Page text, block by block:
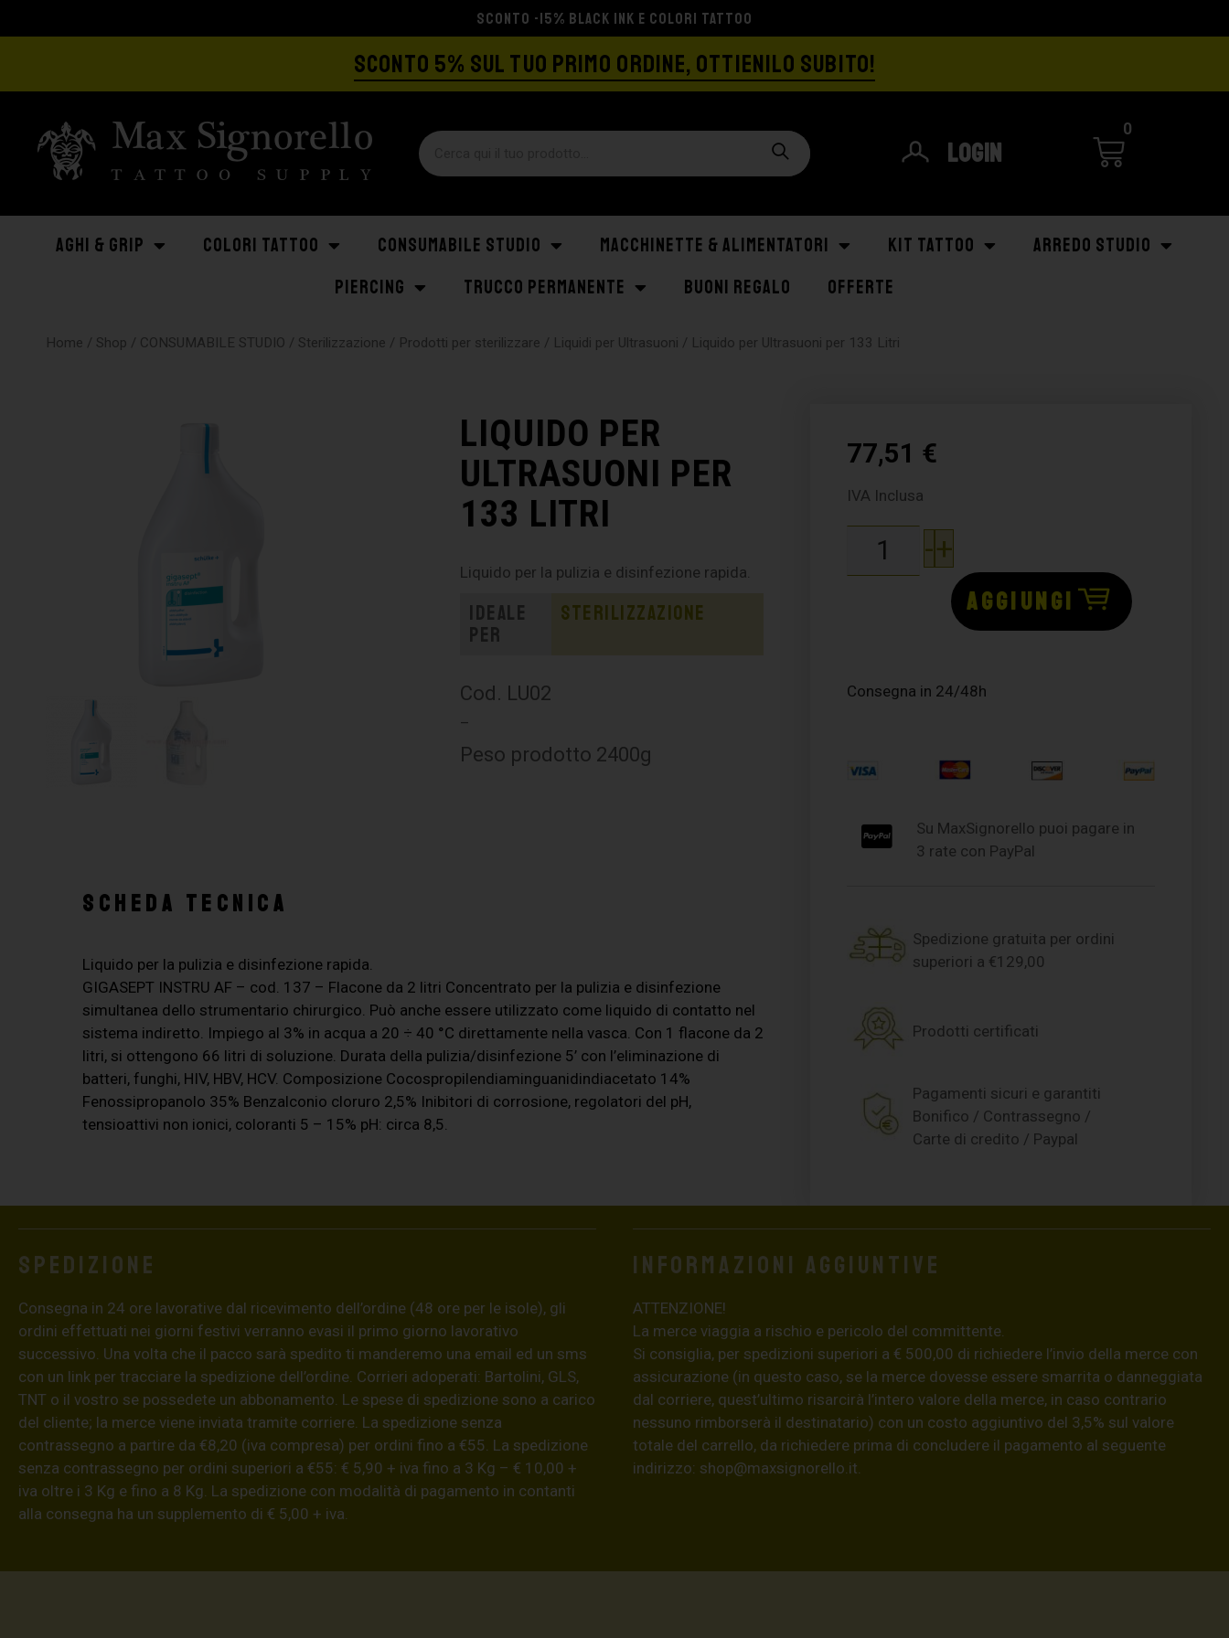
SCONTO -15% BLACK INK E COLORI TATTOO
SCONTO 5% SUL TUO PRIMO ORDINE, OTTIENILO SUBITO!
Login
0
AGHI & GRIP COLORI TATTOO CONSUMABILE STUDIO MACCHINETTE & ALIMENTATORI KIT TATTOO
ARREDO STUDIO
PIERCING
TRUCCO PERMANENTE BUONI REGALO OFFERTE
Home / Shop / CONSUMABILE STUDIO / Sterilizzazione / Prodotti per sterilizzare / Liquidi per Ultrasuoni / Liquido per Ultrasuoni per 133 Litri
LIQUIDO PER
ULTRASUONI PER
133 LITRI
Liquido per la pulizia e disinfezione rapida.
Ideale
per
Sterilizzazione
Cod. LU02
–
Peso prodotto 2400g
SCHEDA TECNICA
Liquido per la pulizia e disinfezione rapida.
GIGASEPT INSTRU AF – cod. 137 – Flacone da 2 litri Concentrato per la pulizia e disinfezione
simultanea dello strumentario chirurgico. Può anche essere utilizzato come liquido di contatto nel
sistema indiretto. Impiego al 3% in acqua a 20 ÷ 40 °C direttamente nella vasca. Con 1 flacone da 2
litri, si ottengono 66 litri di soluzione. Durata della pulizia/disinfezione 5’ con l’eliminazione di
batteri, funghi, HIV, HBV, HCV. Composizione Cocospropilendiaminguanidindiacetato 14%
Fenossipropanolo 35% Benzalconio cloruro 2,5% Inibitori di corrosione, regolatori del pH,
tensioattivi non ionici, coloranti 5 – 15% pH: circa 8,5.
77,51 €
IVA Inclusa
-+
AGGIUNGI
Consegna in 24/48h
Su MaxSignorello puoi pagare in
3 rate con PayPal
Spedizione gratuita per ordini
superiori a €129,00
Prodotti certificati
Pagamenti sicuri e garantiti
Bonifico / Contrassegno /
Carte di credito / Paypal
Spedizione
Consegna in 24 ore lavorative dal ricevimento dell’ordine (48 ore per le isole), gli
ordini effettuati nei giorni festivi verranno evasi il primo giorno lavorativo
successivo. Una volta che il pacco sarà spedito ti manderemo una email ed un sms
con un link per tracciare la spedizione dell’ordine. Corrieri adoperati: Bartolini, GLS,
TNT o il vostro se possedete un abbonamento. Le spese di spedizione sono a carico
del cliente; la merce viene inviata tramite corriere. La spedizione senza
contrassegno a partire da €8,20 (iva compresa) per ordini fino a €55. La spedizione
senza contrassegno per ordini superiori a €55: € 5,90 + iva fino a 3 Kg – € 10,00 +
iva oltre i 3 Kg e fino a 8 Kg. La spedizione con modalità di pagamento in contanti
alla consegna ha un supplemento di € 5,00 + iva.
Informazioni aggiuntive
ATTENZIONE!
La merce viaggia a rischio e pericolo del committente.
Si consiglia, per spedizioni superiori a € 500,00 di richiedere l’invio della merce con
assicurazione (in questo caso, se la merce dovesse essere smarrita o danneggiata
dal corriere, quest’ultimo risarcirà l’intero valore della merce, in caso contrario
nessuno rimborserà il destinatario) con un costo aggiuntivo del 3,5% sul valore
totale del carrello, da richiedere prima di concludere il pagamento al seguente
indirizzo: shop@maxsignorello.it